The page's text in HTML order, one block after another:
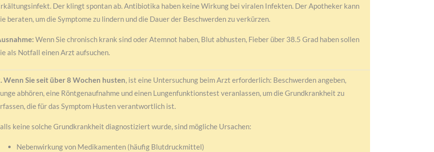
Der klingt spontan ab. Antibiotika haben keine Wirkung bei viralen Infekten. Der Apotheker kann
beraten, um die Symptome zu lindern und die Dauer der Beschwerden zu verkürzen.
Wenn Sie chronisch krank sind oder Atemnot haben, Blut abhusten, Fieber über 38.5 Grad haben sollen
als Notfall einen Arzt aufsuchen.
Wenn Sie seit über 8 Wochen husten, ist eine Untersuchung beim Arzt erforderlich: Beschwerden angeben,
abhören, eine Röntgenaufnahme und einen Lungenfunktionstest veranlassen, um die Grundkrankheit zu
die für das Symptom Husten verantwortlich ist.
keine solche Grundkrankheit diagnostiziert wurde, sind mögliche Ursachen:
Nebenwirkung von Medikamenten (häufig Blutdruckmittel)